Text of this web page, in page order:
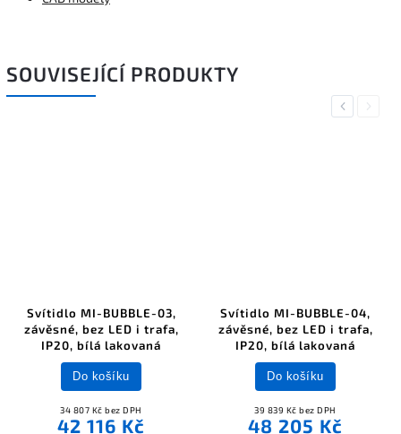
SOUVISEJÍCÍ PRODUKTY
Previous
Svítidlo MI-BUBBLE-03,
závěsné, bez LED i trafa,
IP20, bílá lakovaná
34 807 Kč bez DPH
42 116 Kč
Do košíku
Svítidlo MI-BUBBLE-04,
závěsné, bez LED i trafa,
IP20, bílá lakovaná
39 839 Kč bez DPH
48 205 Kč
Do košíku
Next